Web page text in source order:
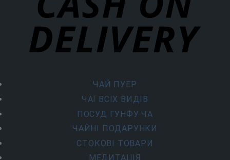
ЧАЙ ПУЕР
ЧАЇ ВСІХ ВИДІВ
ПОСУД ГУНФУ ЧА
ЧАЙНІ ПОДАРУНКИ
СТОКОВІ ТОВАРИ
МЕДИТАЦІЯ